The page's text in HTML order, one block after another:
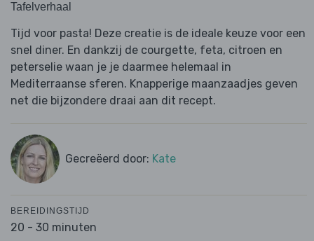
Tafelverhaal
Tijd voor pasta! Deze creatie is de ideale keuze voor een
snel diner. En dankzij de courgette, feta, citroen en
peterselie waan je je daarmee helemaal in
Mediterraanse sferen. Knapperige maanzaadjes geven
net die bijzondere draai aan dit recept.
Gecreëerd door: Kate
BEREIDINGSTIJD
20 - 30 minuten